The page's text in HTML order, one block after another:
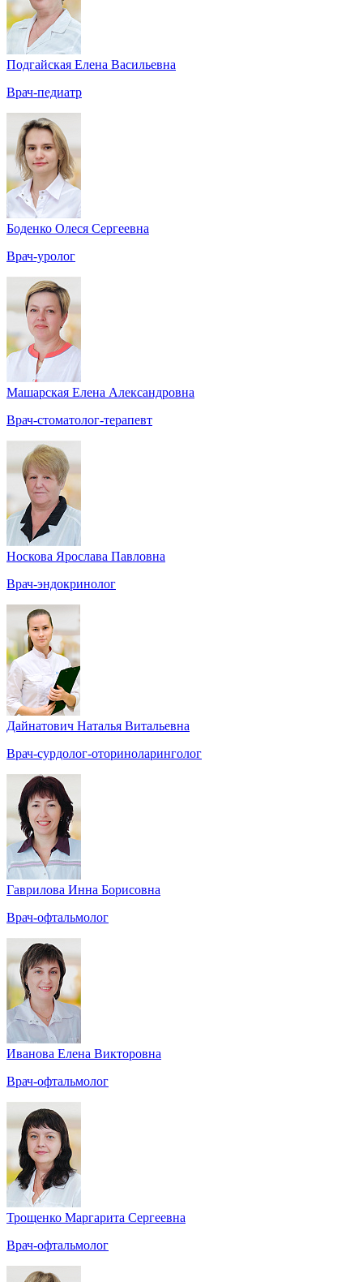
Подгайская Елена Васильевна
Врач-педиатр
Боденко Олеся Сергеевна
Врач-уролог
Машарская Елена Александровна
Врач-стоматолог-терапевт
Носкова Ярослава Павловна
Врач-эндокринолог
Дайнатович Наталья Витальевна
Врач-сурдолог-оториноларинголог
Гаврилова Инна Борисовна
Врач-офтальмолог
Иванова Елена Викторовна
Врач-офтальмолог
Трощенко Маргарита Сергеевна
Врач-офтальмолог